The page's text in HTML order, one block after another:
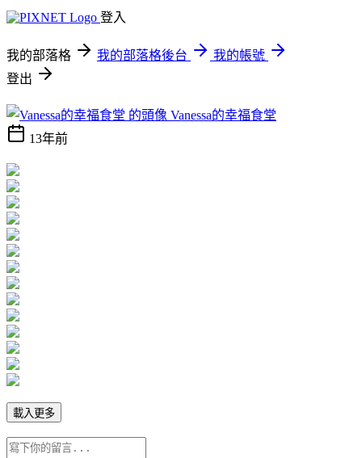
登入
我的部落格 我的部落格後台
我的帳號
登出
Vanessa的幸福食堂
13年前
載入更多